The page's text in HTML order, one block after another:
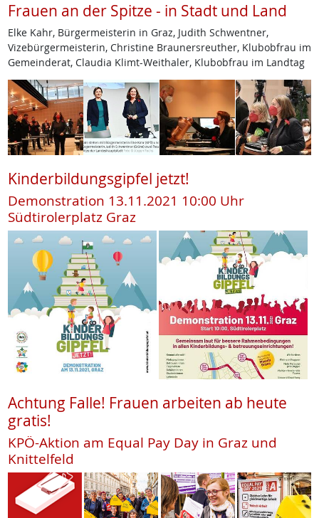
Frauen an der Spitze - in Stadt und Land
Elke Kahr, Bürgermeisterin in Graz, Judith Schwentner,
Vizebürgermeisterin, Christine Braunersreuther, Klubobfrau im
Gemeinderat, Claudia Klimt-Weithaler, Klubobfrau im Landtag
Kinderbildungsgipfel jetzt!
Demonstration 13.11.2021 10:00 Uhr
Südtirolerplatz Graz
Achtung Falle! Frauen arbeiten ab heute
gratis!
KPÖ-Aktion am Equal Pay Day in Graz und
Knittelfeld